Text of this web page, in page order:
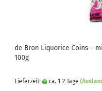
de Bron Liquorice Coins -
100g
Lieferzeit: ca. 1-2 Tage